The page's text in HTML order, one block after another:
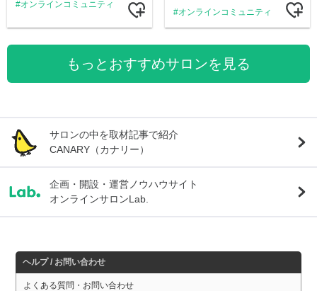
オンラインコミュニティ
オンラインコミュニティ
もっとおすすめサロンを見る
サロンの中を取材記事で紹介
CANARY（カナリー）
企画・開設・運営ノウハウサイト
オンラインサロンLab.
ヘルプ / お問い合わせ
よくある質問・お問い合わせ